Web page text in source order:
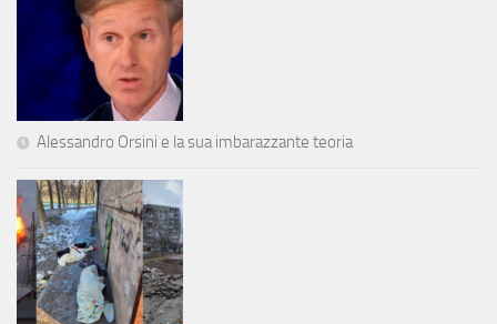
Alessandro Orsini e la sua imbarazzante teoria